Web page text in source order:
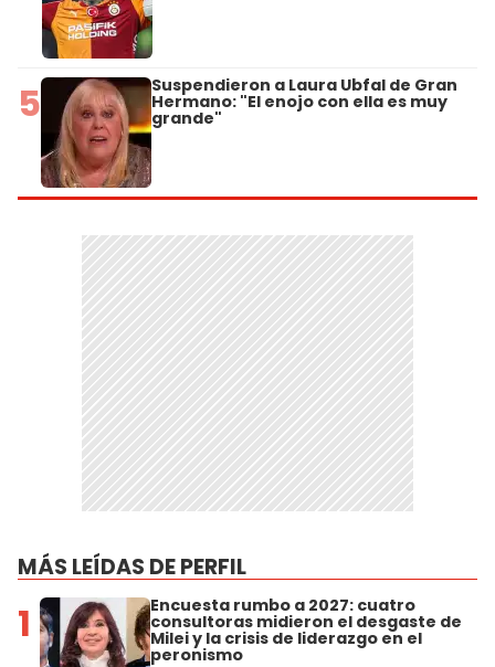
5 Suspendieron a Laura Ubfal de Gran
Hermano: "El enojo con ella es muy
grande"
MÁS LEÍDAS DE PERFIL
1 Encuesta rumbo a 2027: cuatro
consultoras midieron el desgaste de
Milei y la crisis de liderazgo en el
peronismo